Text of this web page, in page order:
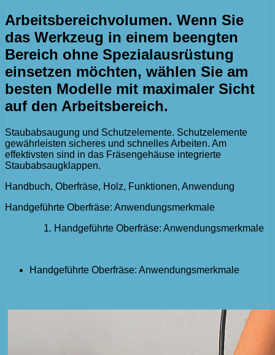
Arbeitsbereichvolumen. Wenn Sie
das Werkzeug in einem beengten
Bereich ohne Spezialausrüstung
einsetzen möchten, wählen Sie am
besten Modelle mit maximaler Sicht
auf den Arbeitsbereich.
Staubabsaugung und Schutzelemente. Schutzelemente
gewährleisten sicheres und schnelles Arbeiten. Am
effektivsten sind in das Fräsengehäuse integrierte
Staubabsaugklappen.
Handbuch, Oberfräse, Holz, Funktionen, Anwendung
Handgeführte Oberfräse: Anwendungsmerkmale
Handgeführte Oberfräse: Anwendungsmerkmale
Handgeführte Oberfräse: Anwendungsmerkmale